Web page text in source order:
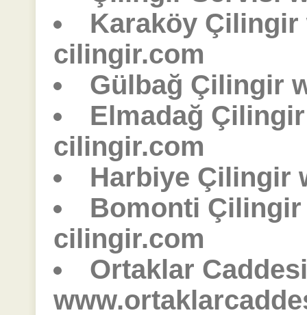
Karaköy Çilingir
cilingir.com
Gülbağ Çilingir
Elmadağ
cilingir.com
Harbiye Çilingir
Bomonti
cilingir.com
Ortaklar